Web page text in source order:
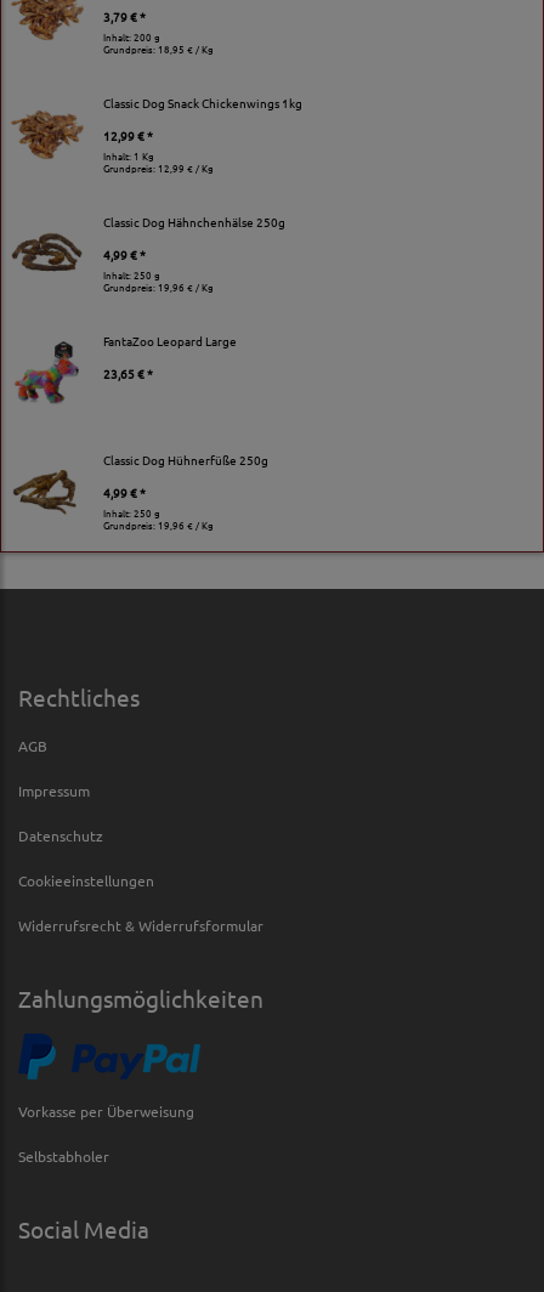
3,79 € *
Inhalt: 200 g
Grundpreis:18,95 € / Kg
Classic Dog Snack Chickenwings 1kg
12,99 € *
Inhalt: 1 Kg
Grundpreis: 12,99 € / Kg
Classic Dog Hähnchenhälse 250g
4,99 € *
Inhalt: 250 g
Grundpreis:19,96 € / Kg
FantaZoo Leopard Large
23,65 € *
Classic Dog Hühnerfüße 250g
4,99 € *
Inhalt: 250 g
Grundpreis:19,96 € / Kg
Rechtliches
AGB
Impressum
Datenschutz
Cookieeinstellungen
Widerrufsrecht & Widerrufsformular
Zahlungsmöglichkeiten
Vorkasse per Überweisung
Selbstabholer
Social Media